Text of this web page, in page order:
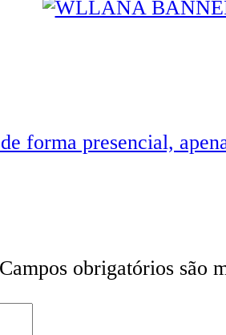
forma presencial,
Campos obrigatórios são